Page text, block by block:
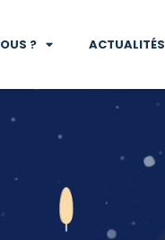
? ACTUALITÉS